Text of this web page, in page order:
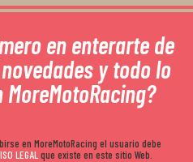
en enterarte de
y todo lo
en MoreMotoRacing el usuario debe
LEGALque existe en este sitio Web.